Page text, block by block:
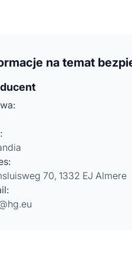
na temat
70, 1332 EJ Almere